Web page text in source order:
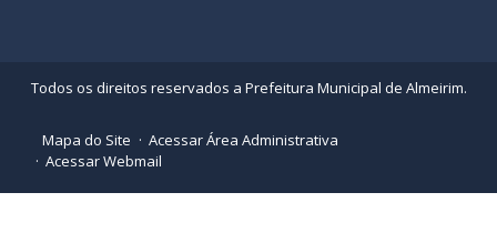
Todos os direitos reservados a Prefeitura Municipal de Almeirim.
Mapa do Site
Acessar Área Administrativa
Acessar Webmail